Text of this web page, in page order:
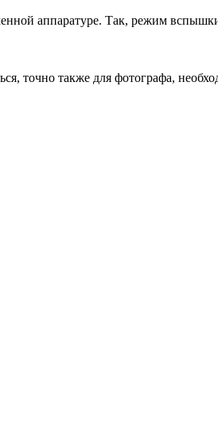
аппаратуре. Так, режим
точно также для фотографа,